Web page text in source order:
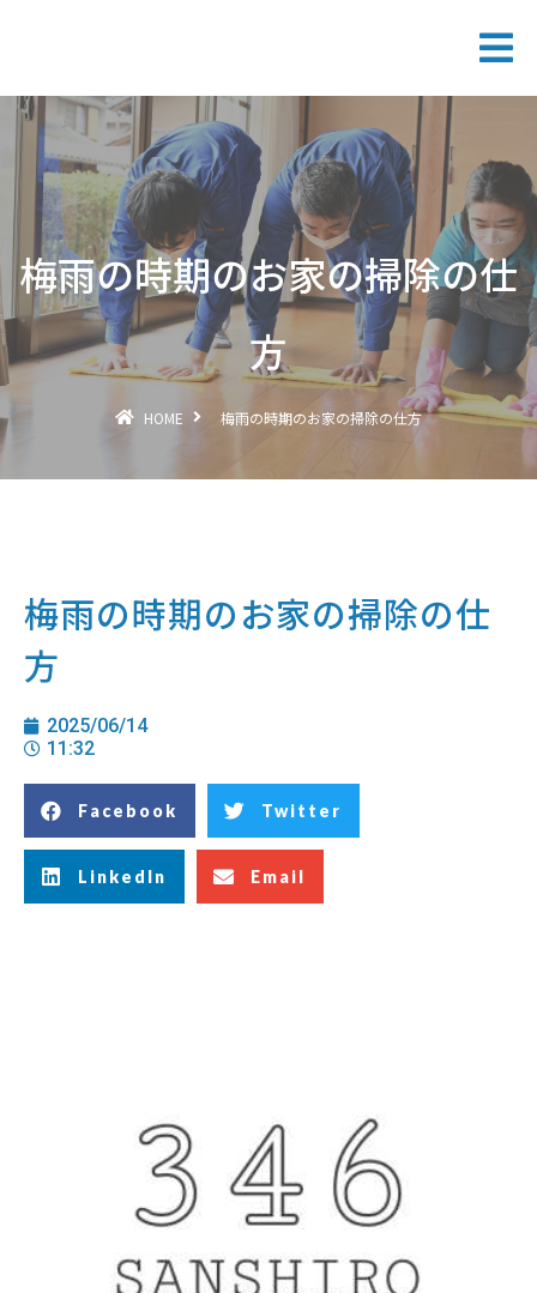
梅雨の時期のお家の掃除の仕
方
HOME 梅雨の時期のお家の掃除の仕方
梅雨の時期のお家の掃除の仕
方
2025/06/14
11:32
Facebook Twitter
LinkedIn Email